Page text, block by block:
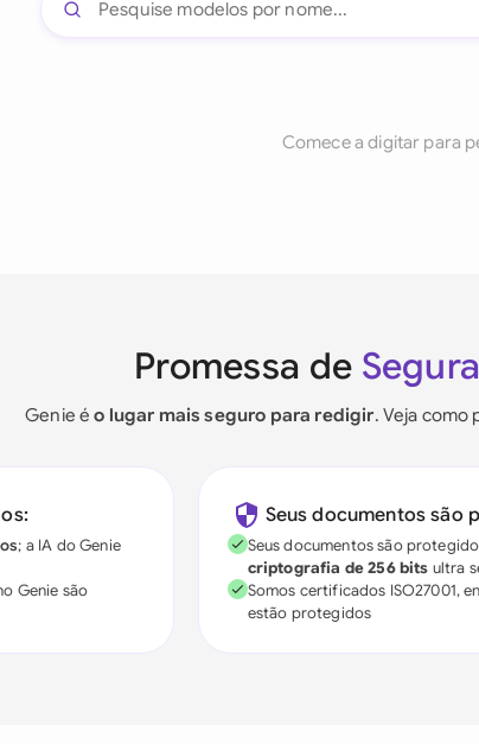
Comece a digitar para
Promessa de
Genie éo lugar mais seguro para redigir. Veja como
; a IA do Genie
Genie são
Seus documentos são
Seus documentos são
criptografia de 256 bits ultra
Somos certificados ISO27001,
estão protegidos